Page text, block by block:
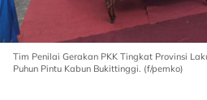
Tim Penilai Gerakan PKK Tingkat Provinsi
Puhun Pintu Kabun Bukittinggi. (f/pemko)